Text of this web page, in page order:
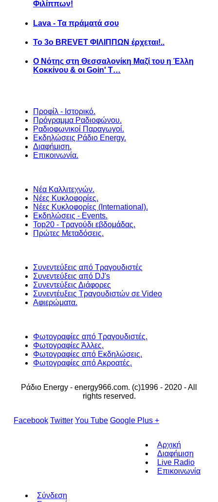
Φιλίππων!
Lava - Τα πράματά σου
Το 3ο BREVET ΦΙΛΙΠΠΩΝ έρχεται!..
Ο Νότης στη Θεσσαλονίκη Μαζί του η Έλλη
Κοκκίνου & οι Goin' T…
Προφίλ - Ιστορικό.
Πρόγραμμα Ραδιοφώνου.
Ραδιοφωνικοί Παραγωγοί.
Εκδηλώσεις Ράδιο Energy.
Διαφήμιση.
Επικοινωνία.
Νέα Καλλιτεχνών.
Νέες Κυκλοφορίες.
Νέες Κυκλοφορίες (International).
Εκδηλώσεις - Events.
Top20 - Τραγούδι εβδομάδας.
Πρώτες Μεταδόσεις.
Συνεντεύξεις από Τραγουδιστές
Συνεντεύξεις από DJ's
Συνεντεύξεις Διάφορες
Συνεντέυξεις Τραγουδιστών σε Video
Αφιερώματα.
Φωτογραφίες από Τραγουδιστές.
Φωτογραφίες Άλλες.
Φωτογραφίες από Εκδηλώσεις.
Φωτογραφίες από Ακροατές.
Ράδιο Energy - energy966.com. (c)1996 - 2020 - All
rights reserved.
Facebook Twitter You Tube Google Plus +
Αρχική
Διαφήμιση
Live Radio
Επικοινωνία
Σύνδεση